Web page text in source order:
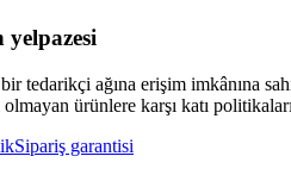
tedarikçi ağına erişim imkânına
ürünlere karşı katı
Sipariş garantisi